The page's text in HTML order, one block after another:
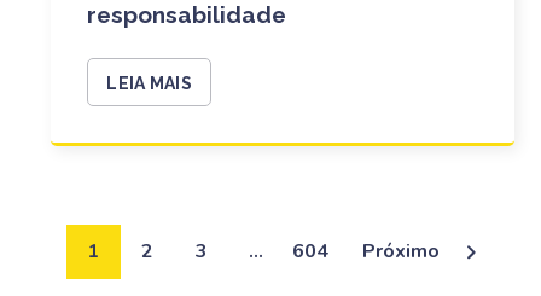
responsabilidade
LEIA MAIS
1 2 3 … 604 Próximo